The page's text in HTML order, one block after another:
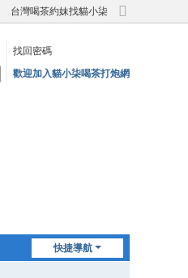
台灣喝茶約妹找貓小柒
切
寬
找回密碼
歡迎加入貓小柒喝茶打炮網
快捷導航